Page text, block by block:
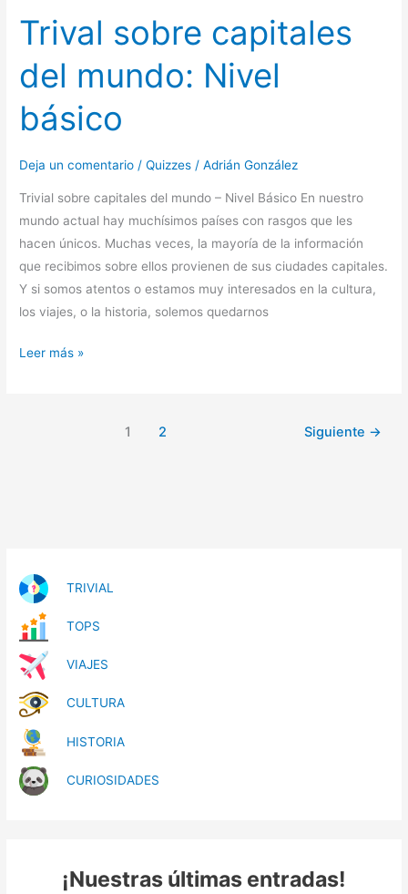
Trival sobre capitales
del mundo: Nivel
básico
Deja un comentario /Quizzes /Adrián González
Trivial sobre capitales del mundo – Nivel Básico En nuestro
mundo actual hay muchísimos países con rasgos que les
hacen únicos. Muchas veces, la mayoría de la información
que recibimos sobre ellos provienen de sus ciudades capitales.
Y si somos atentos o estamos muy interesados en la cultura,
los viajes, o la historia, solemos quedarnos
Leer más »
1 2 Siguiente →
TRIVIAL
TOPS
VIAJES
CULTURA
HISTORIA
CURIOSIDADES
¡Nuestras últimas entradas!